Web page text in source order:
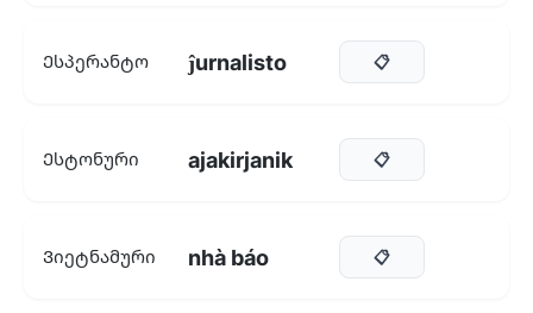
Ესპერანტო ĵurnalisto 📋
Ესტონური ajakirjanik 📋
Ვიეტნამური nhà báo 📋